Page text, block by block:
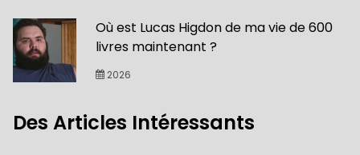
Où est Lucas Higdon de ma vie de 600
livres maintenant ?
2026
Des Articles Intéressants